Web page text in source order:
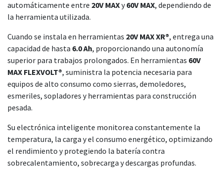
automáticamente entre 20V MAXy60V MAX, dependiendo de
la herramienta utilizada.
Cuando se instala en herramientas 20V MAX XR®, entrega una
capacidad de hasta 6.0 Ah, proporcionando una autonomía
superior para trabajos prolongados. En herramientas 60V
MAX FLEXVOLT®, suministra la potencia necesaria para
equipos de alto consumo como sierras, demoledores,
esmeriles, sopladores y herramientas para construcción
pesada.
Su electrónica inteligente monitorea constantemente la
temperatura, la carga y el consumo energético, optimizando
el rendimiento y protegiendo la batería contra
sobrecalentamiento, sobrecarga y descargas profundas.